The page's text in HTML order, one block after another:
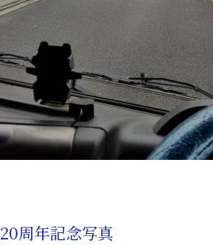
20周年記念写真